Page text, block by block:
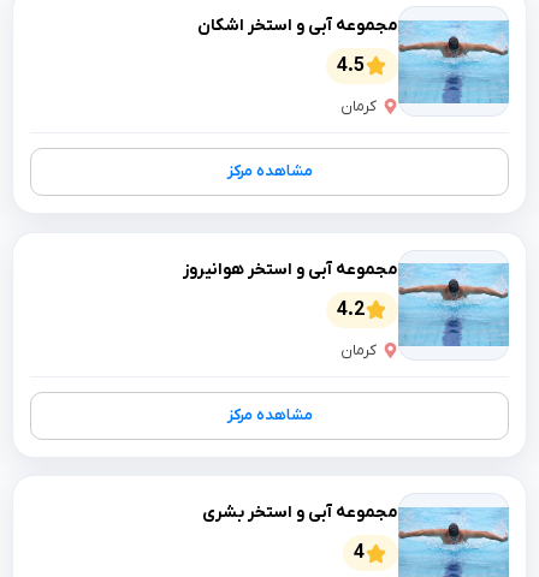
مجموعه آبی و استخر اشکان
4.5
کرمان
مشاهده مرکز
مجموعه آبی و استخر هوانیروز
4.2
کرمان
مشاهده مرکز
مجموعه آبی و استخر بشری
4